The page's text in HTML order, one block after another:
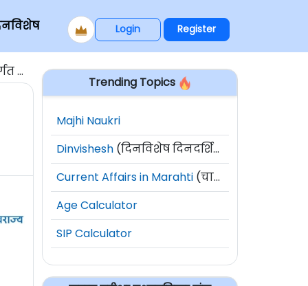
Login Register
Trending Topics
Majhi Naukri
Dinvishesh (दिनविशेष दिनदर्शिका)
Current Affairs in Marahti (चालू घडामोडी)
Age Calculator
SIP Calculator